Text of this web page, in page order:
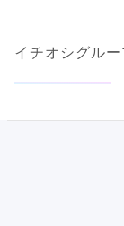
グレー
エレ
ママ振特集
個性的振袖コ
成人式レポー
振袖ブランド
イチオシグルー